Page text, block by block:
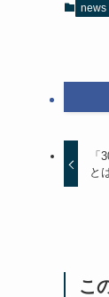
news
と
こ